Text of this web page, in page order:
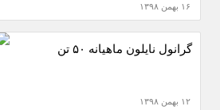
۱۶ بهمن ۱۳۹۸
گرانول نایلون ماهیانه ۵۰ تن
۱۲ بهمن ۱۳۹۸